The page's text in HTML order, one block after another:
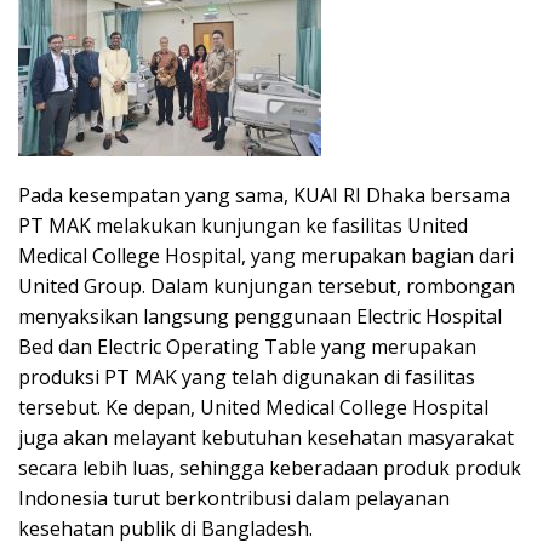
Pada kesempatan yang sama, KUAI RI Dhaka bersama
PT MAK melakukan kunjungan ke fasilitas United
Medical College Hospital, yang merupakan bagian dari
United Group. Dalam kunjungan tersebut, rombongan
menyaksikan langsung penggunaan Electric Hospital
Bed dan Electric Operating Table yang merupakan
produksi PT MAK yang telah digunakan di fasilitas
tersebut. Ke depan, United Medical College Hospital
juga akan melayant kebutuhan kesehatan masyarakat
secara lebih luas, sehingga keberadaan produk produk
Indonesia turut berkontribusi dalam pelayanan
kesehatan publik di Bangladesh.